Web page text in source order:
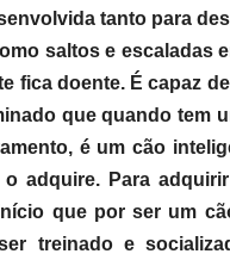
tanto para
saltos e escaladas
fica doente. É capaz
que quando tem
é um cão
o adquire. Para
que por ser um
treinado e